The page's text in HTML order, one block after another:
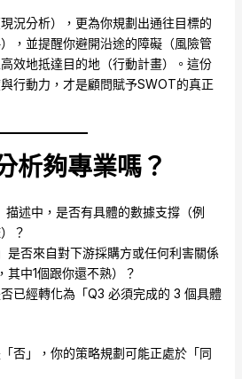
況分析），更為你規劃出通往目標的
，並提醒你避開沿途的障礙（風險管
效地抵達目的地（行動計畫）。這份
行動力，才是顧問賦予SWOT的真正
析夠專業嗎？
描述中，是否有具體的數據支撐（例
？
是否來自對下游採購方或任何利害關係
其中1個跟你還不熟）？
已經轉化為「Q3 必須完成的 3 個具體
否」，你的策略規劃可能正處於「同